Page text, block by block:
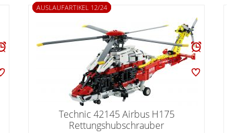
AUSLAUFARTIKEL 12/24
Technic 42145 Airbus H175
Rettungshubschrauber